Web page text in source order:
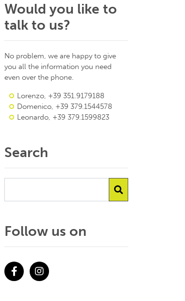
Would you like to
talk to us?
No problem, we are happy to give
you all the information you need
even over the phone.
Lorenzo, +39 351.9179188
Domenico, +39 379.1544578
Leonardo, +39 379.1599823
Search
Follow us on